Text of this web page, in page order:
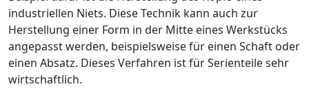
industriellen Niets. Diese Technik kann auch zur
Herstellung einer Form in der Mitte eines Werkstücks
angepasst werden, beispielsweise für einen Schaft oder
einen Absatz. Dieses Verfahren ist für Serienteile sehr
wirtschaftlich.